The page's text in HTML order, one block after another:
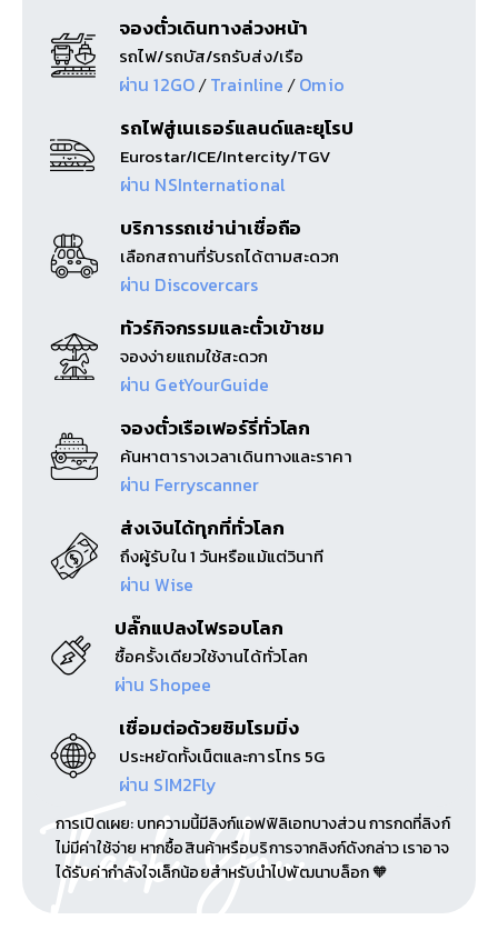
Thank You
จองตั๋วเดินทางล่วงหน้า
รถไฟ/รถบัส/รถรับส่ง/เรือ
ผ่าน 12GO/ Trainline / Omio
รถไฟสู่เนเธอร์แลนด์และยุโรป
Eurostar/ICE/Intercity/TGV
ผ่าน NSInternational
บริการรถเช่าน่าเชื่อถือ
เลือกสถานที่รับรถได้ตามสะดวก
ผ่าน Discovercars
ทัวร์กิจกรรมและตั๋วเข้าชม
จองง่ายแถมใช้สะดวก
ผ่าน GetYourGuide
จองตั๋วเรือเฟอร์รี่ทั่วโลก
ค้นหาตารางเวลาเดินทางและราคา
ผ่าน Ferryscanner
ส่งเงินได้ทุกที่ทั่วโลก
ถึงผู้รับใน 1 วันหรือแม้แต่วินาที
ผ่าน Wise
ปลั๊กแปลงไฟรอบโลก
ซื้อครั้งเดียวใช้งานได้ทั่วโลก
ผ่าน Shopee
เชื่อมต่อด้วยซิมโรมมิ่ง
ประหยัดทั้งเน็ตและการโทร 5G
ผ่าน SIM2Fly
การเปิดเผย: บทความนี้มีลิงก์แอฟฟิลิเอทบางส่วน การกดที่ลิงก์
ไม่มีค่าใช้จ่าย หากซื้อสินค้าหรือบริการจากลิงก์ดังกล่าว เราอาจ
ได้รับค่ากำลังใจเล็กน้อยสำหรับนำไปพัฒนาบล็อก 🧡